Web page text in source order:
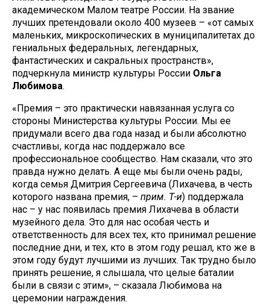
академическом Малом театре России. На звание
лучших претендовали около 400 музеев – «от самых
маленьких, микроскопических в муниципалитетах до
гениальных федеральных, легендарных,
фантастических и сакральных пространств»,
подчеркнула министр культуры России Ольга
Любимова.
«Премия – это практически навязанная услуга со
стороны Министерства культуры России. Мы ее
придумали всего два года назад и были абсолютно
счастливы, когда нас поддержало все
профессиональное сообщество. Нам сказали, что это
правда нужно делать. А еще мы были очень рады,
когда семья Дмитрия Сергеевича (Лихачева, в честь
которого названа премия, – прим. Т-и) поддержала
нас – у нас появилась премия Лихачева в области
музейного дела. Это для нас особая честь и
ответственность для всех тех, кто принимал решение
последние дни, и тех, кто в этом году решал, кто же в
этом году будут лучшими из лучших. Так трудно было
принять решение, я слышала, что целые баталии
были в связи с этим», – сказала Любимова на
церемонии награждения.